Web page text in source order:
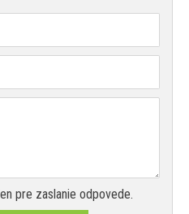
pre zaslanie odpovede.